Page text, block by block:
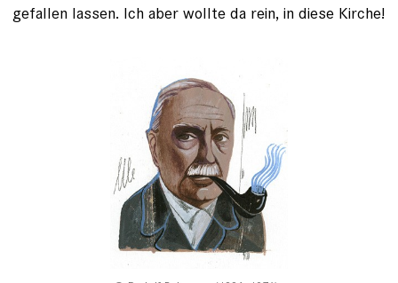
gefallen ­lassen. Ich aber wollte da rein, in diese Kirche!